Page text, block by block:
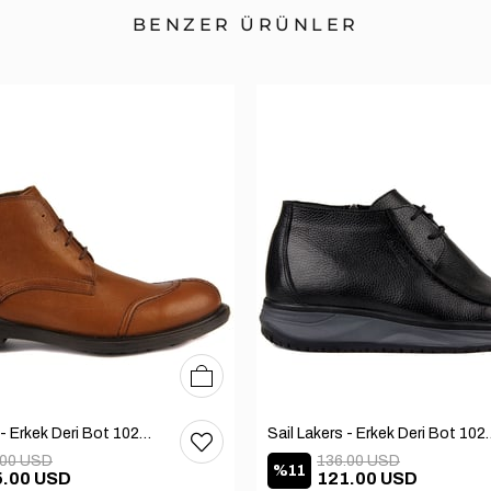
BENZER ÜRÜNLER
Sail Lakers - Erkek Deri Bot 102-1599-1458
USD
USD
40
Sail Lakers -
%11 121.00 USD
136.00 USD